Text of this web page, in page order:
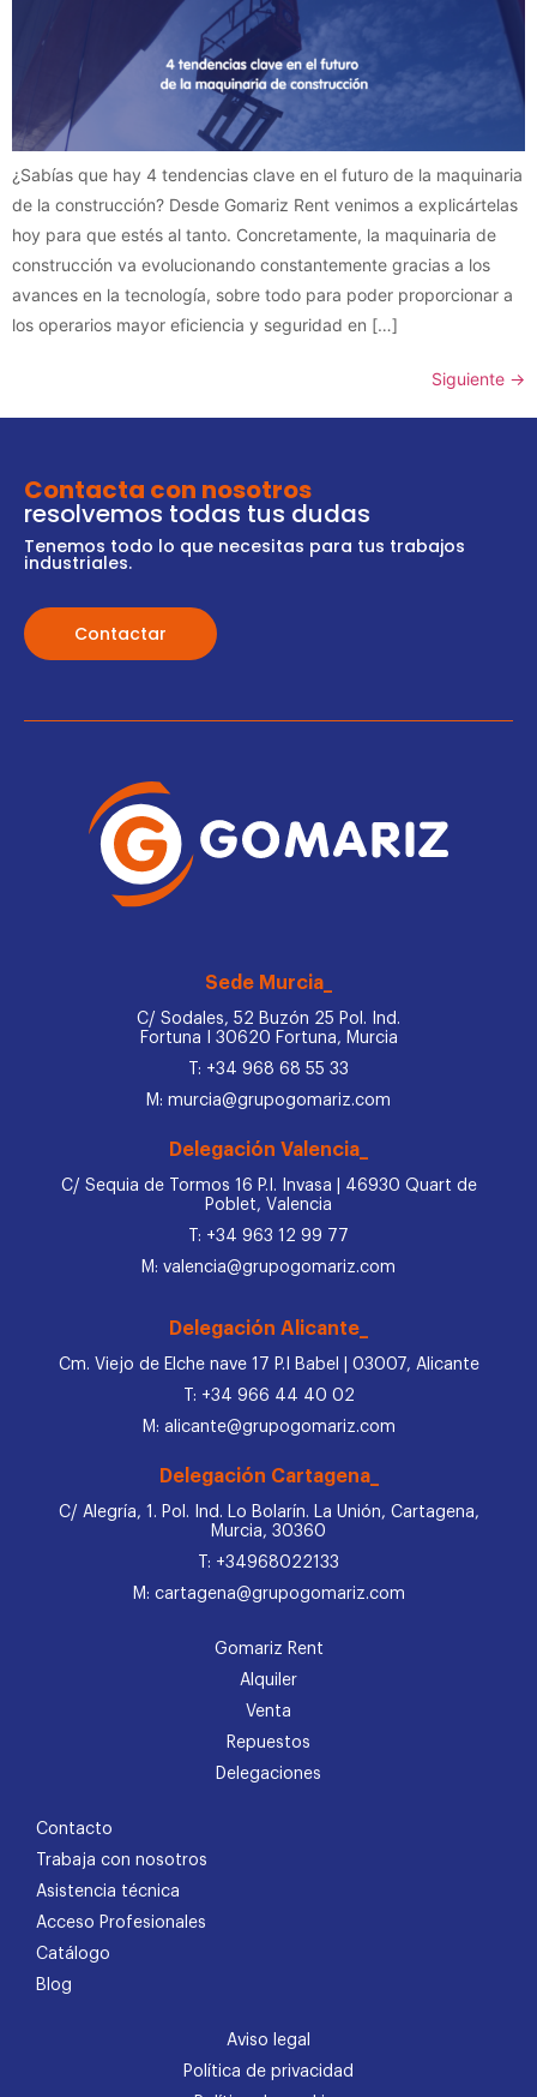
¿Sabías que hay 4 tendencias clave en el futuro de la maquinaria
de la construcción? Desde Gomariz Rent venimos a explicártelas
hoy para que estés al tanto. Concretamente, la maquinaria de
construcción va evolucionando constantemente gracias a los
avances en la tecnología, sobre todo para poder proporcionar a
los operarios mayor eficiencia y seguridad en […]
Siguiente →
Contacta con nosotros
resolvemos todas tus dudas
Tenemos todo lo que necesitas para tus trabajos
industriales.
Contactar
Sede Murcia_
C/ Sodales, 52 Buzón 25 Pol. Ind.
Fortuna I 30620 Fortuna, Murcia
T: +34 968 68 55 33
M: murcia@grupogomariz.com
Delegación Valencia_
C/ Sequia de Tormos 16 P.I. Invasa | 46930 Quart de
Poblet, Valencia
T: +34 963 12 99 77
M: valencia@grupogomariz.com
Delegación Alicante_
Cm. Viejo de Elche nave 17 P.I Babel | 03007, Alicante
T: +34 966 44 40 02
M: alicante@grupogomariz.com
Delegación Cartagena_
C/ Alegría, 1. Pol. Ind. Lo Bolarín. La Unión, Cartagena,
Murcia, 30360
T: +34968022133
M: cartagena@grupogomariz.com
Gomariz Rent
Alquiler
Venta
Repuestos
Delegaciones
Contacto
Trabaja con nosotros
Asistencia técnica
Acceso Profesionales
Catálogo
Blog
Aviso legal
Política de privacidad